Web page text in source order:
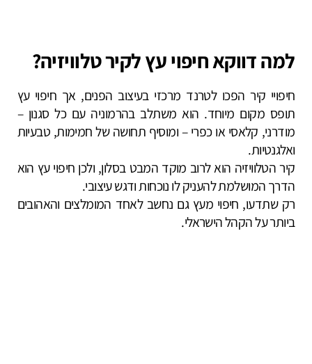
למה דווקא חיפוי עץ לקיר טלוויזיה?
חיפויי קיר הפכו לטרנד מרכזי בעיצוב הפנים, אך חיפוי עץ
תופס מקום מיוחד. הוא משתלב בהרמוניה עם כל סגנון –
מודרני, קלאסי או כפרי – ומוסיף תחושה של חמימות, טבעיות
ואלגנטיות.
קיר הטלוויזיה הוא לרוב מוקד המבט בסלון, ולכן חיפוי עץ הוא
הדרך המושלמת להעניק לו נוכחות ודגש עיצובי.
רק שתדעו, חיפוי מעץ גם נחשב לאחד המומלצים והאהובים
ביותר על הקהל הישראלי.